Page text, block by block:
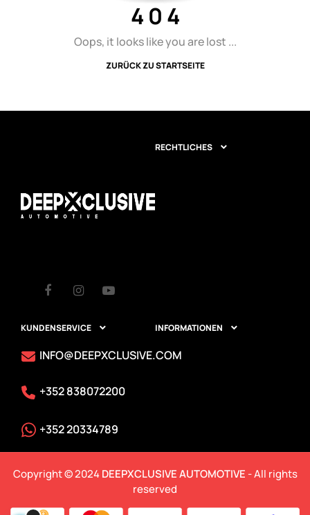
4 0 4
Oops, it looks like you are lost ...
ZURÜCK ZU STARTSEITE
FacebookInstagram
RECHTLICHES 
KUNDENSERVICE  INFORMATIONEN 
INFO@DEEPXCLUSIVE.COM
+352 838072200
+352 20334789
Copyright © 2024DEEPXCLUSIVE AUTOMOTIVE - All rights
reserved